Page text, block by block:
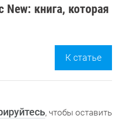
New: книга, которая
К статье
, чтобы оставить